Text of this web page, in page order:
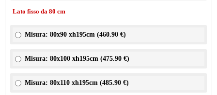
Lato fisso da 80 cm
Misura: 80x90 xh195cm (460.90 €)
Misura: 80x100 xh195cm (475.90 €)
Misura: 80x110 xh195cm (485.90 €)